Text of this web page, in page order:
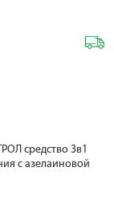
средство 3в1
с азелаиновой